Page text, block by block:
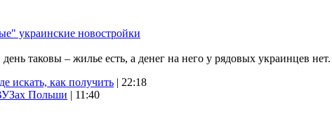
украинские новостройки
таковы – жилье есть, а денег на него у рядовых украинцев нет.
искать, как получить | 22:18
Польши | 11:40